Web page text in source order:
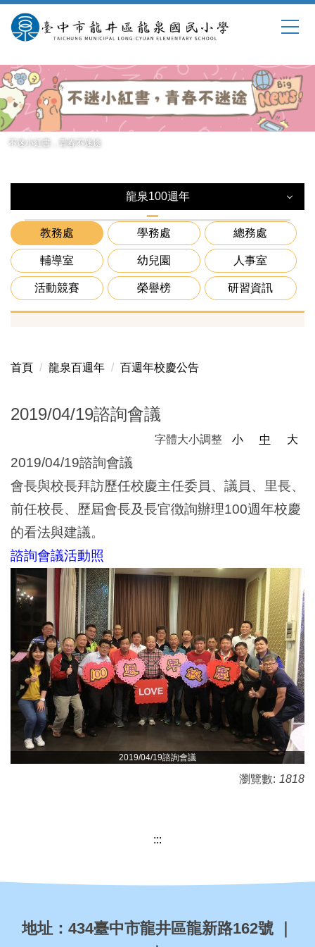
到
內
容
區
不迷小紅書，青春不迷途
龍泉100週年
龍泉100週年
百週年校慶籌備會
百週年校慶行事曆
歷任家長會長
聯絡我們
教務處 學務處 總務處
輔導室 幼兒園 人事室
活動競賽 榮譽榜 研習資訊
首頁 龍泉百週年 百週年校慶公告
2019/04/19諮詢會議
字體大小調整 小 中 大
2019/04/19諮詢會議
會長與校長拜訪歷任校慶主任委員、議員、里長、
前任校長、歷屆會長及長官徴詢辦理100週年校慶
的看法與建議。
諮詢會議活動照
2019/04/19諮詢會議
瀏覽數: 1818
:::
地址： 434臺中市龍井區龍新路162號